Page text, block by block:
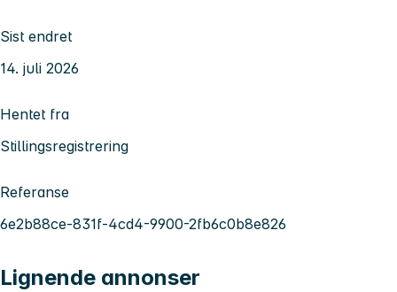
Sist endret
14. juli 2026
Hentet fra
Stillingsregistrering
Referanse
6e2b88ce-831f-4cd4-9900-2fb6c0b8e826
Lignende annonser